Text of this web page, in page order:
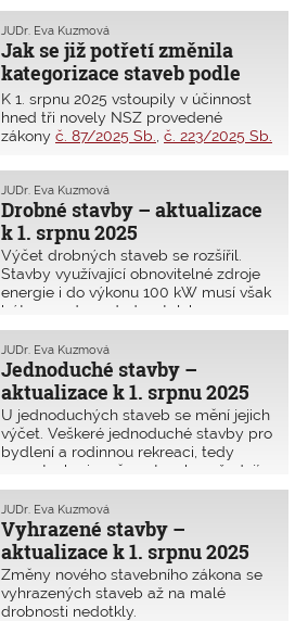
formátech CAD, které jsou nejčastěji
používanými programy. CAD se bude
moci nadále používat pouze
u regulačních plánů, kterých je ale jen
minimum.
Za prvních sedm měsíců nám
poslanci nadělili dalších šest novel
nového stavebního zákona. Na konci
prázdnin jsme jich tedy měli již
dvanáct. Vyznat se v nich je poměrně
složité, proto přinášíme ucelený
přehled hlavních změn.
Jak se již potřetí změnila
kategorizace staveb podle
nového stavebního zákona?
JUDr. Eva Kuzmová
K 1. srpnu 2025 vstoupily v účinnost
hned tři novely NSZ provedené
zákony č. 87/2025 Sb.
č. 223/2025 Sb.
i rozdělení staveb podle NSZ a
požadavků na ně kladených. Jak jsou
tedy vymezeny drobné stavby k
tomuto datu a co pro ně platí?
Drobné stavby – aktualizace
k 1. srpnu 2025
JUDr. Eva Kuzmová
Výčet drobných staveb se rozšířil.
Stavby využívající obnovitelné zdroje
energie i do výkonu 100 kW musí však
být provedeny dodavatelsky s
autorizovanou osobou
stavbyvedoucího. Zde přinášíme
kompletní výčet a přehled požadavků
na drobné stavby podle NSZ.
Jednoduché stavby –
aktualizace k 1. srpnu 2025
JUDr. Eva Kuzmová
U jednoduchých staveb se mění jejich
výčet. Veškeré jednoduché stavby pro
bydlení a rodinnou rekreaci, tedy
novostavby i změny staveb, vyžadují
projektovou dokumentaci pro povolení
záměru i provádění stavby a také se
kolaudují. V tomto příspěvku
přinášíme kompletní přehled toho, jak
jsou vymezeny jednoduché stavby
k tomuto datu a co pro ně platí.
Vyhrazené stavby –
aktualizace k 1. srpnu 2025
JUDr. Eva Kuzmová
Změny nového stavebního zákona se
vyhrazených staveb až na malé
drobnosti nedotkly.